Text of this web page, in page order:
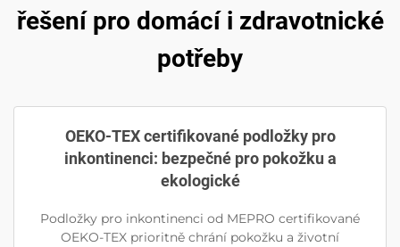
řešení pro domácí i zdravotnické
potřeby
OEKO-TEX certifikované podložky pro
inkontinenci: bezpečné pro pokožku a
ekologické
Podložky pro inkontinenci od MEPRO certifikované
OEKO-TEX prioritně chrání pokožku a životní